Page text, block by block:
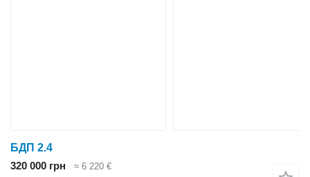
БДП 2.4
320 000 грн
≈ 6 220 €